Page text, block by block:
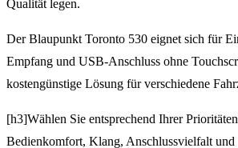
Qualität legen.
Der Blaupunkt Toronto 530 eignet sich für
Empfang und USB-Anschluss ohne
kostengünstige Lösung für verschiedene
[h3]Wählen Sie entsprechend Ihrer
Bedienkomfort, Klang, Anschlussvielfalt